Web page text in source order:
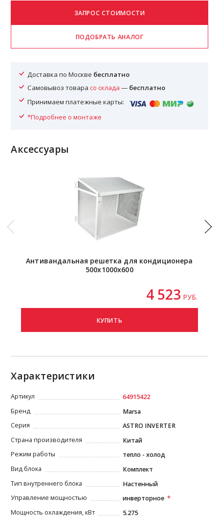
Доставка по Москве бесплатно
Самовывоз товарасо склада — бесплатно
Принимаем платежные карты:
*Подробнее о монтаже
Аксессуары
Антивандальная решетка для кондиционера
500х1000х600
4 523 РУБ.
КУПИТЬ
Характеристики
Артикул
64915422
Бренд
Marsa
Серия
ASTRO INVERTER
Страна производителя
Китай
Режим работы
тепло - холод
Вид блока
Комплект
Тип внутреннего блока
Настенный
Управление мощностью
инверторное
Мощность охлаждения, кВт
5.275